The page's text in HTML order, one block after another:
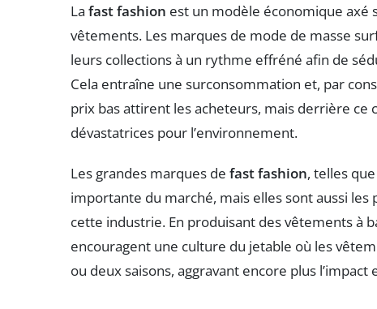
La fast fashion est un modèle économique axé
vêtements. Les marques de mode de masse
leurs collections à un rythme effréné afin de
Cela entraîne une surconsommation et, par
prix bas attirent les acheteurs, mais derrière ce
dévastatrices pour l’environnement.
Les grandes marques de fast fashion, telles
importante du marché, mais elles sont aussi
cette industrie. En produisant des vêtements à
encouragent une culture du jetable où les
ou deux saisons, aggravant encore plus